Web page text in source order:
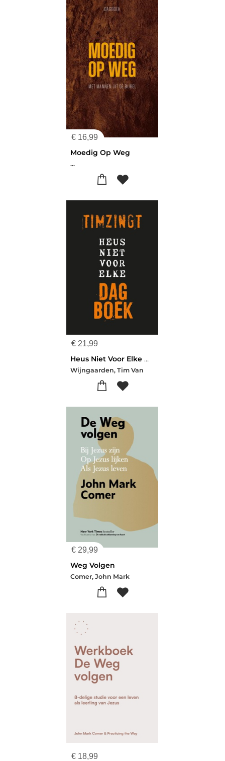
€ 16,99
Moedig Op Weg
...
€ 21,99
Heus Niet Voor Elke Dagboek
Wijngaarden, Tim Van
€ 29,99
Weg Volgen
Comer, John Mark
€ 18,99